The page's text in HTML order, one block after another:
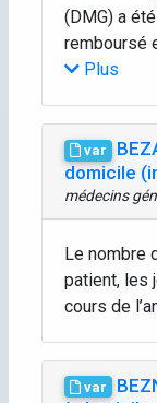
(DMG) a
remboursé
Plus
var
domicile
médecins
Le nombre
patient, les
cours de
var